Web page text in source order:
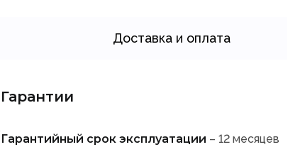
Доставка и оплата
Гарантии
Гарантийный срок эксплуатации – 12 месяцев